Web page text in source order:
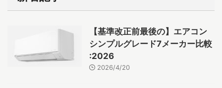
【基準改正前最後の】エアコン
シンプルグレード7メーカー比較
:2026
2026/4/20